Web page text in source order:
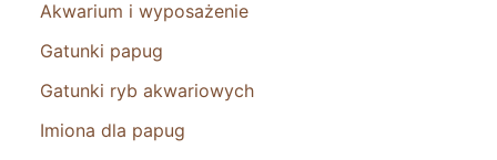
Akwarium i wyposażenie
Gatunki papug
Gatunki ryb akwariowych
Imiona dla papug